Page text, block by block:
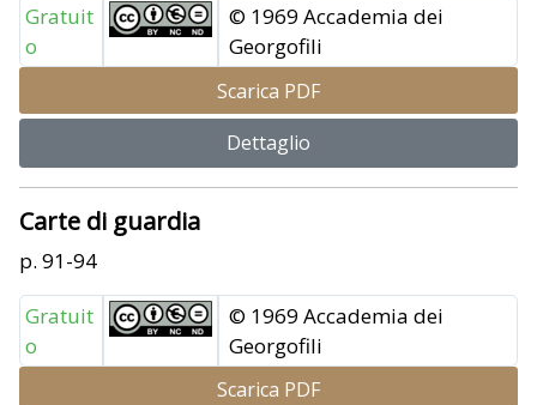
Gratuit
o
© 1969 Accademia dei
Georgofili
Scarica PDF
Dettaglio
Carte di guardia
p. 91-94
Gratuit
o
© 1969 Accademia dei
Georgofili
Scarica PDF